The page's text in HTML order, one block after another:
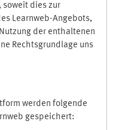
soweit dies zur
Learnweb-Angebots,
der enthaltenen
Rechtsgrundlage uns
werden folgende
gespeichert: